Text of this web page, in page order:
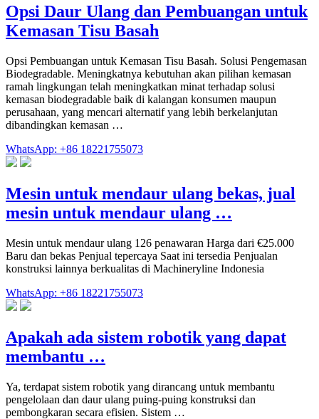
Opsi Daur Ulang dan Pembuangan untuk
Kemasan Tisu Basah
Opsi Pembuangan untuk Kemasan Tisu Basah. Solusi Pengemasan
Biodegradable. Meningkatnya kebutuhan akan pilihan kemasan
ramah lingkungan telah meningkatkan minat terhadap solusi
kemasan biodegradable baik di kalangan konsumen maupun
perusahaan, yang mencari alternatif yang lebih berkelanjutan
dibandingkan kemasan …
WhatsApp: +86 18221755073
Mesin untuk mendaur ulang bekas, jual
mesin untuk mendaur ulang …
Mesin untuk mendaur ulang 126 penawaran Harga dari €25.000
Baru dan bekas Penjual tepercaya Saat ini tersedia Penjualan
konstruksi lainnya berkualitas di Machineryline Indonesia
WhatsApp: +86 18221755073
Apakah ada sistem robotik yang dapat
membantu …
Ya, terdapat sistem robotik yang dirancang untuk membantu
pengelolaan dan daur ulang puing-puing konstruksi dan
pembongkaran secara efisien. Sistem …